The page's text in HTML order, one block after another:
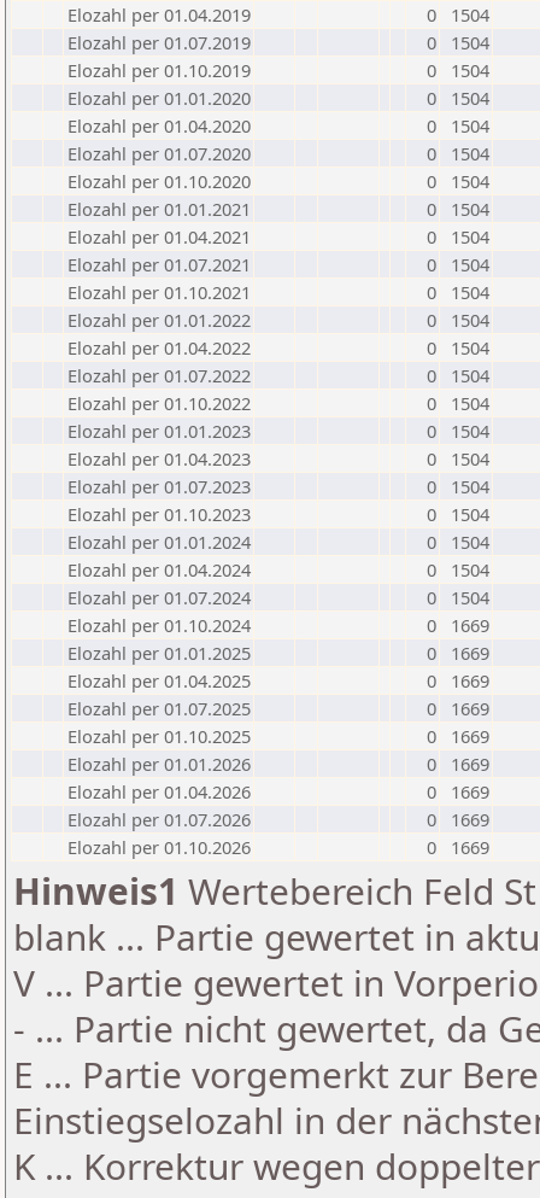
Elozahl per 01.04.2019
0
1504
Elozahl per 01.07.2019
0
1504
Elozahl per 01.10.2019
0
1504
Elozahl per 01.01.2020
0
1504
Elozahl per 01.04.2020
0
1504
Elozahl per 01.07.2020
0
1504
Elozahl per 01.10.2020
0
1504
Elozahl per 01.01.2021
0
1504
Elozahl per 01.04.2021
0
1504
Elozahl per 01.07.2021
0
1504
Elozahl per 01.10.2021
0
1504
Elozahl per 01.01.2022
0
1504
Elozahl per 01.04.2022
0
1504
Elozahl per 01.07.2022
0
1504
Elozahl per 01.10.2022
0
1504
Elozahl per 01.01.2023
0
1504
Elozahl per 01.04.2023
0
1504
Elozahl per 01.07.2023
0
1504
Elozahl per 01.10.2023
0
1504
Elozahl per 01.01.2024
0
1504
Elozahl per 01.04.2024
0
1504
Elozahl per 01.07.2024
0
1504
Elozahl per 01.10.2024
0
1669
Elozahl per 01.01.2025
0
1669
Elozahl per 01.04.2025
0
1669
Elozahl per 01.07.2025
0
1669
Elozahl per 01.10.2025
0
1669
Elozahl per 01.01.2026
0
1669
Elozahl per 01.04.2026
0
1669
Elozahl per 01.07.2026
0
1669
Elozahl per 01.10.2026
0 1669
Hinweis1 Wertebereich Feld
blank ... Partie gewertet in
V ... Partie gewertet in
- ... Partie nicht gewertet, da
E ... Partie vorgemerkt zur
Einstiegselozahl in der
K ... Korrektur wegen